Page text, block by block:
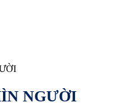
NGƯỜI